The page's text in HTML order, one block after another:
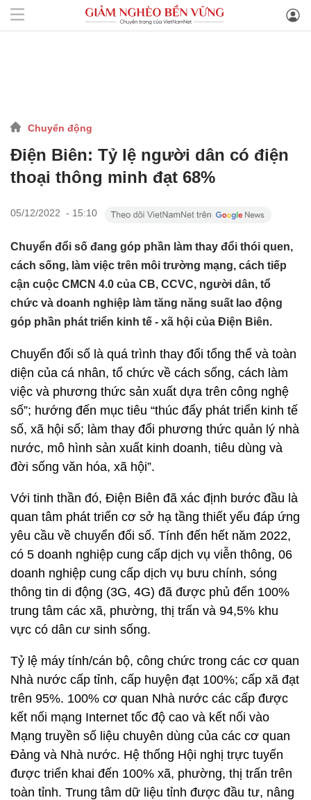
Chuyển động
Điện Biên: Tỷ lệ người dân có điện
thoại thông minh đạt 68%
05/12/2022 - 15:10
Chuyển đổi số đang góp phần làm thay đổi thói quen,
cách sống, làm việc trên môi trường mạng, cách tiếp
cận cuộc CMCN 4.0 của CB, CCVC, người dân, tổ
chức và doanh nghiệp làm tăng năng suất lao động
góp phần phát triển kinh tế - xã hội của Điện Biên.
Chuyển đổi số là quá trình thay đổi tổng thể và toàn
diện của cá nhân, tổ chức về cách sống, cách làm
việc và phương thức sản xuất dựa trên công nghệ
số”; hướng đến mục tiêu “thúc đẩy phát triển kinh tế
số, xã hội số; làm thay đổi phương thức quản lý nhà
nước, mô hình sản xuất kinh doanh, tiêu dùng và
đời sống văn hóa, xã hội”.
Với tinh thần đó, Điện Biên đã xác định bước đầu là
quan tâm phát triển cơ sở hạ tầng thiết yếu đáp ứng
yêu cầu về chuyển đổi số. Tính đến hết năm 2022,
có 5 doanh nghiệp cung cấp dịch vụ viễn thông, 06
doanh nghiệp cung cấp dịch vụ bưu chính, sóng
thông tin di động (3G, 4G) đã được phủ đến 100%
trung tâm các xã, phường, thị trấn và 94,5% khu
vực có dân cư sinh sống.
Tỷ lệ máy tính/cán bộ, công chức trong các cơ quan
Nhà nước cấp tỉnh, cấp huyện đạt 100%; cấp xã đạt
trên 95%. 100% cơ quan Nhà nước các cấp được
kết nối mạng Internet tốc độ cao và kết nối vào
Mạng truyền số liệu chuyên dùng của các cơ quan
Đảng và Nhà nước. Hệ thống Hội nghị trực tuyến
được triển khai đến 100% xã, phường, thị trấn trên
toàn tỉnh. Trung tâm dữ liệu tỉnh được đầu tư, nâng